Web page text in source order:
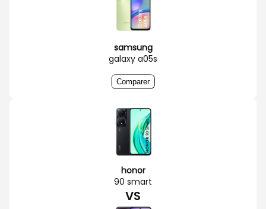
samsung
galaxy a05s
Comparer
honor
90 smart
VS